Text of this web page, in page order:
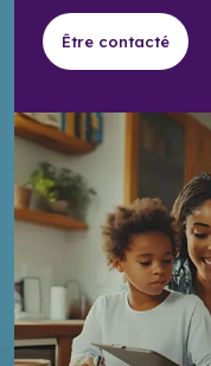
Être contacté